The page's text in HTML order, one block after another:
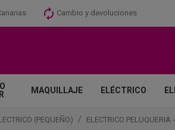
Cambio y devoluciones
MAQUILLAJE ELÉCTRICO
(PEQUEÑO) ELECTRICO